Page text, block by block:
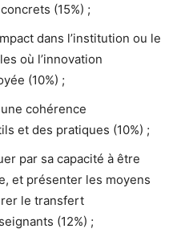
(15%) ;
dans l’institution ou le
où l’innovation
(10%) ;
cohérence
et des pratiques (10%) ;
par sa capacité à être
et présenter les moyens
le transfert
(12%) ;